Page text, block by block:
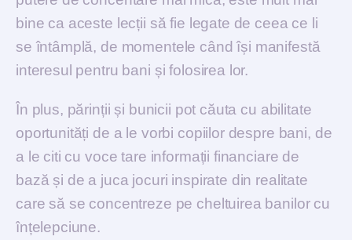
bine ca aceste lecții să fie legate de ceea ce li
se întâmplă, de momentele când își manifestă
interesul pentru bani și folosirea lor.
În plus, părinții și bunicii pot căuta cu abilitate
oportunități de a le vorbi copiilor despre bani, de
a le citi cu voce tare informații financiare de
bază și de a juca jocuri inspirate din realitate
care să se concentreze pe cheltuirea banilor cu
înțelepciune.